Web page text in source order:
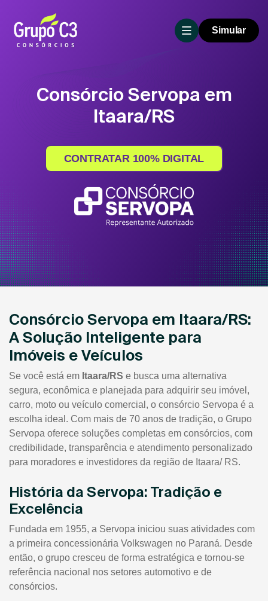
Simular
Consórcio Servopa em
Itaara/RS
CONTRATAR 100% DIGITAL
Consórcio Servopa em Itaara/RS:
A Solução Inteligente para
Imóveis e Veículos
Se você está em Itaara/RS e busca uma alternativa
segura, econômica e planejada para adquirir seu imóvel,
carro, moto ou veículo comercial, o consórcio Servopa é a
escolha ideal. Com mais de 70 anos de tradição, o Grupo
Servopa oferece soluções completas em consórcios, com
credibilidade, transparência e atendimento personalizado
para moradores e investidores da região de Itaara/ RS.
História da Servopa: Tradição e
Excelência
Fundada em 1955, a Servopa iniciou suas atividades com
a primeira concessionária Volkswagen no Paraná. Desde
então, o grupo cresceu de forma estratégica e tornou-se
referência nacional nos setores automotivo e de
consórcios.